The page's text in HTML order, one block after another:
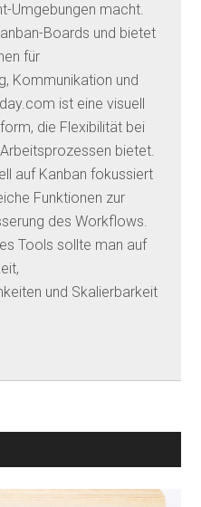
Umgebungen macht.
Boards und bietet
für
Kommunikation und
ist eine visuell
die Flexibilität bei
bietet.
auf Kanban fokussiert
Funktionen zur
des Workflows.
Tools sollte man auf
und Skalierbarkeit